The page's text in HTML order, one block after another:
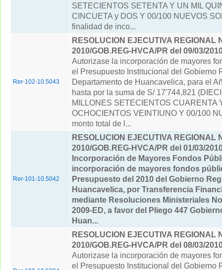
SETECIENTOS SETENTA Y UN MIL
CINCUETA y DOS Y 00/100 NUEVOS
finalidad de inco...
Rer-102-10.5043
RESOLUCION EJECUTIVA REGIONAL
2010/GOB.REG-HVCA/PR del 09/03/
Autorizase la incorporación de mayores
el Presupuesto Institucional del Gobierno
Departamento de Huancavelica, para el
hasta por la suma de S/ 17'744,821
MILLONES SETECIENTOS CUARENTA
OCHOCIENTOS VEINTIUNO Y 00/100
monto total de l...
Rer-101-10.5042
RESOLUCION EJECUTIVA REGIONAL
2010/GOB.REG-HVCA/PR del 01/03/
Incorporación de Mayores Fondos
incorporación de mayores fondos
Presupuesto del 2010 del Gobierno
Huancavelica, por Transferencia
mediante Resoluciones Ministeriales
2009-ED, a favor del Pliego 447
Huan...
RESOLUCION EJECUTIVA REGIONAL
2010/GOB.REG-HVCA/PR del 08/03/
Autorizase la incorporación de mayores
el Presupuesto Institucional del Gobierno